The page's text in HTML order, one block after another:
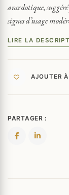
anecdotique,
signes d’usage
LIRE LA
AJOUTER
PARTAGER :